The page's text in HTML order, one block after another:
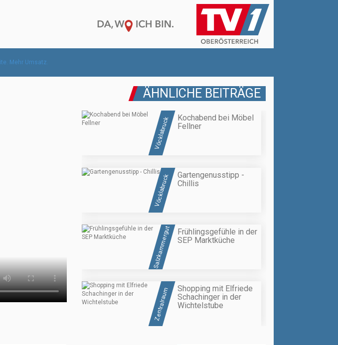
ÄHNLICHE BEITRÄGE
Vöcklabruck
Kochabend bei Möbel
Fellner
Vöcklabruck
Gartengenusstipp -
Chillis
Salzkammergut
Frühlingsgefühle in der
SEP Marktküche
Zentralraum
Shopping mit Elfriede
Schachinger in der
Wichtelstube